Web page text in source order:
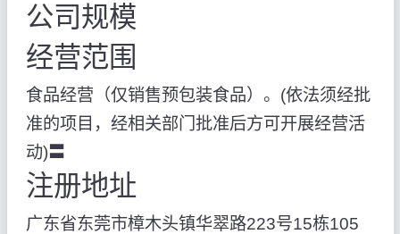
公司规模
经营范围
食品经营（仅销售预包装食品）。(依法须经批
准的项目，经相关部门批准后方可开展经营活
动)〓
注册地址
广东省东莞市樟木头镇华翠路223号15栋105